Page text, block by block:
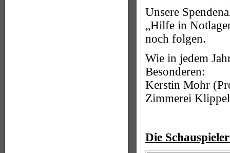
Unsere
„Hilfe in
noch folgen.
Wie in jedem
Besonderen:
Kerstin Mohr
Zimmerei
Die